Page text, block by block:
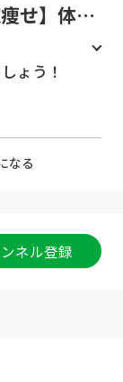
せ】体脂
パマッサー
ょう！
か？"診
なる
ネル登録